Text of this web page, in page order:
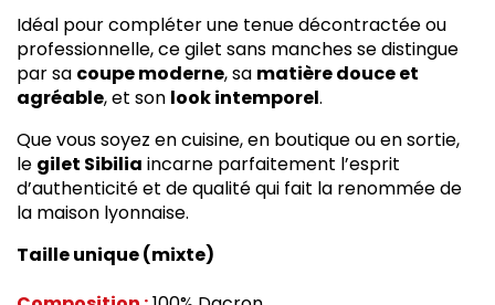
Idéal pour compléter une tenue décontractée ou
professionnelle, ce gilet sans manches se distingue
par sa coupe moderne, sa matière douce et
agréable, et son look intemporel.
Que vous soyez en cuisine, en boutique ou en sortie,
le gilet Sibilia incarne parfaitement l’esprit
d’authenticité et de qualité qui fait la renommée de
la maison lyonnaise.
Taille unique (mixte)